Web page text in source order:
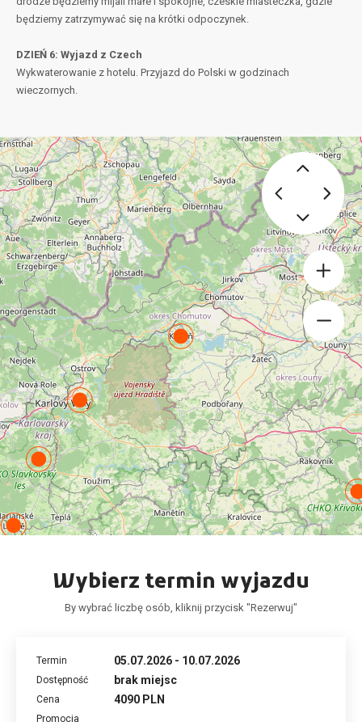
będziemy zatrzymywać się na krótki odpoczynek.
DZIEŃ 6: Wyjazd z Czech
Wykwaterowanie z hotelu. Przyjazd do Polski w godzinach
wieczornych.
Wybierz termin wyjazdu
By wybrać liczbę osób, kliknij przycisk "Rezerwuj"
05.07.2026 - 10.07.2026
brak miejsc
4090 PLN